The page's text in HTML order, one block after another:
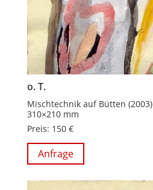
o. T.
Mischtechnik auf Bütten (2003)
310×210 mm
Preis: 150 €
Anfrage